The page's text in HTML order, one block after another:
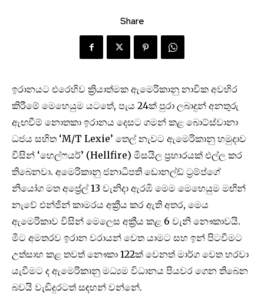
Share
ඉරානයට එරෙහිව ක්‍රියාත්මක ඇමෙරිකානු නාවික අවහිර
කිරීමේ මෙහෙයුම යටතේ, පැය 24ක් පුරා ලබාදුන් අනතුරු
ඇඟවීම් නොතකා ඉරානය දෙසට ගමන් කළ බොට්ස්වානා
ධජය සහිත ‘M/T Lexie’ තෙල් නැවට ඇමෙරිකානු හමුදාව
විසින් ‘හෙල්ෆයර්’ (Hellfire) මිසයිල ප්‍රහාරයක් එල්ල කර
තිබෙනවා. අමෙරිකානු ජනාධිපති ඩොනල්ඩ් ට්‍රම්ප්ගේ
නියෝග මත අප්‍රේල් 13 වැනිදා ඇරඹි මෙම මෙහෙයුම මඟින්
නැවේ එන්ජින් කාමරය අක්‍රීය කර ඇති අතර, මෙය
ඇමෙරිකාව විසින් මෙලෙස අක්‍රීය කළ 6 වැනි නෞකාවයි.
මීට අමතරව ඉරාන වරායන් වෙත යාමට සහ ඉන් පිටවීමට
උත්සාහ කළ තවත් නෞකා 122ක් වෙනත් මාර්ග වෙත හරවා
යැවීමට ද ඇමෙරිකානු මධ්‍යම විධානය පියවර ගෙන තිබෙන
බවයි වැඩිදුරටත් සඳහන් වන්නේ.